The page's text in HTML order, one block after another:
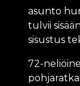
asunto
tulvii
sisustus
72-